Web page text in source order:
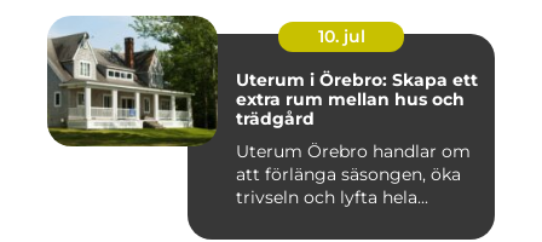
10. jul
Uterum i Örebro: Skapa ett
extra rum mellan hus och
trädgård
Uterum Örebro handlar om
att förlänga säsongen, öka
trivseln och lyfta hela...